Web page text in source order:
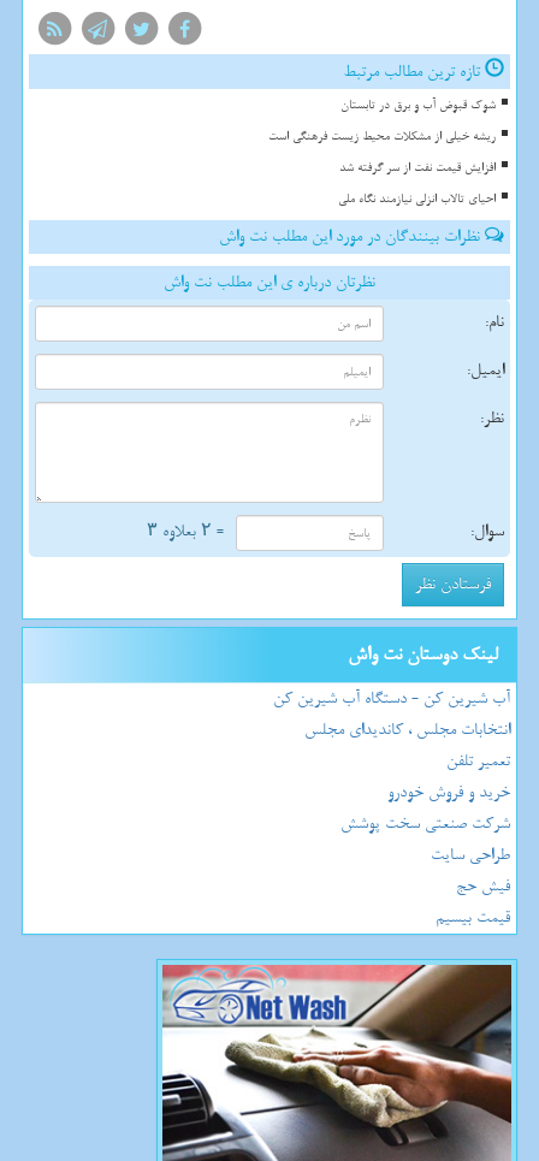
تازه ترین مطالب مرتبط
شوک قبوض آب و برق در تابستان
ریشه خیلی از مشکلات محیط زیست فرهنگی است
افزایش قیمت نفت از سر گرفته شد
احیای تالاب انزلی نیازمند نگاه ملی
نظرات بینندگان در مورد این مطلب نت واش
نظرتان درباره ی این مطلب نت واش
نام:
ایمیل:
نظر:
سوال: = ۲ بعلاوه ۳
لینک دوستان نت واش
آب شیرین کن - دستگاه آب شیرین کن
انتخابات مجلس ، کاندیدای مجلس
تعمیر تلفن
خرید و فروش خودرو
شرکت صنعتی سخت پوشش
طراحی سایت
فیش حج
قیمت بیسیم